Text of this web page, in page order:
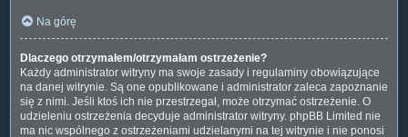
Na górę
Dlaczego otrzymałem/otrzymałam ostrzeżenie?
Każdy administrator witryny ma swoje zasady i regulaminy obowiązujące
na danej witrynie. Są one opublikowane i administrator zaleca zapoznanie
się z nimi. Jeśli ktoś ich nie przestrzegał, może otrzymać ostrzeżenie. O
udzieleniu ostrzeżenia decyduje administrator witryny. phpBB Limited nie
ma nic wspólnego z ostrzeżeniami udzielanymi na tej witrynie i nie ponosi